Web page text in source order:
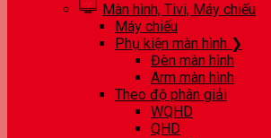
Màn hình, Tivi, Máy chiếu
Máy chiếu
Phụ kiện màn hình ❯
Đèn màn hình
Arm màn hình
Theo độ phân giải
WQHD
QHD